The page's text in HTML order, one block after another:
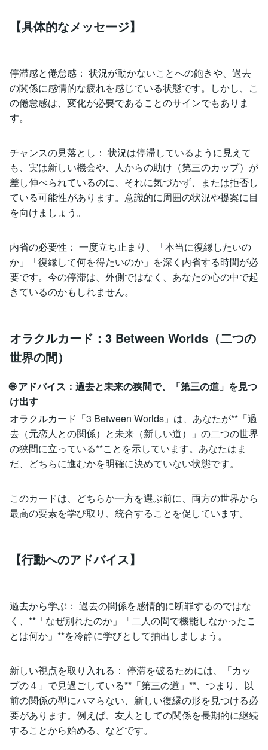
【具体的なメッセージ】
停滞感と倦怠感： 状況が動かないことへの飽きや、過去
の関係に感情的な疲れを感じている状態です。しかし、こ
の倦怠感は、変化が必要であることのサインでもありま
す。
チャンスの見落とし： 状況は停滞しているように見えて
も、実は新しい機会や、人からの助け（第三のカップ）が
差し伸べられているのに、それに気づかず、または拒否し
ている可能性があります。意識的に周囲の状況や提案に目
を向けましょう。
内省の必要性： 一度立ち止まり、「本当に復縁したいの
か」「復縁して何を得たいのか」を深く内省する時間が必
要です。今の停滞は、外側ではなく、あなたの心の中で起
きているのかもしれません。
オラクルカード：3 Between Worlds（二つの
世界の間）
🌐 アドバイス：過去と未来の狭間で、「第三の道」を見つ
け出す
オラクルカード「3 Between Worlds」は、あなたが**「過
去（元恋人との関係）と未来（新しい道）」の二つの世界
の狭間に立っている**ことを示しています。あなたはま
だ、どちらに進むかを明確に決めていない状態です。
このカードは、どちらか一方を選ぶ前に、両方の世界から
最高の要素を学び取り、統合することを促しています。
【行動へのアドバイス】
過去から学ぶ： 過去の関係を感情的に断罪するのではな
く、**「なぜ別れたのか」「二人の間で機能しなかったこ
とは何か」**を冷静に学びとして抽出しましょう。
新しい視点を取り入れる： 停滞を破るためには、「カッ
プの４」で見過ごしている**「第三の道」**、つまり、以
前の関係の型にハマらない、新しい復縁の形を見つける必
要があります。例えば、友人としての関係を長期的に継続
することから始める、などです。